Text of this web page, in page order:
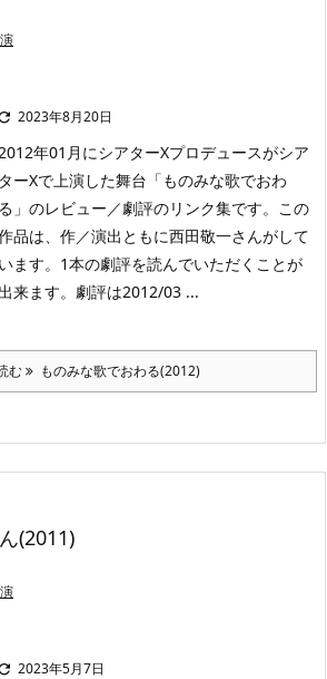
2023年8月20日
年01月にシアターXプロデュースがシア
ターXで上演した舞台「ものみな歌でおわ
る」のレビュー／劇評のリンク集です。この
品は、作／演出ともに西田敬一さんがして
います。1本の劇評を読んでいただくことが
来ます。劇評は2012/03 ...
む ものみな歌でおわる(2012)
(2011)
2023年5月7日